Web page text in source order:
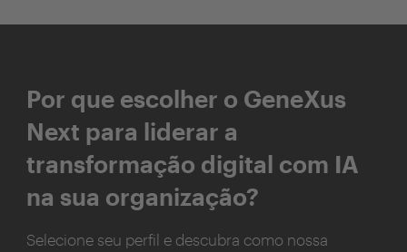
Por que escolher o GeneXus
Next para liderar a
transformação digital com IA
na sua organização?
Selecione seu perfil e descubra como nossa